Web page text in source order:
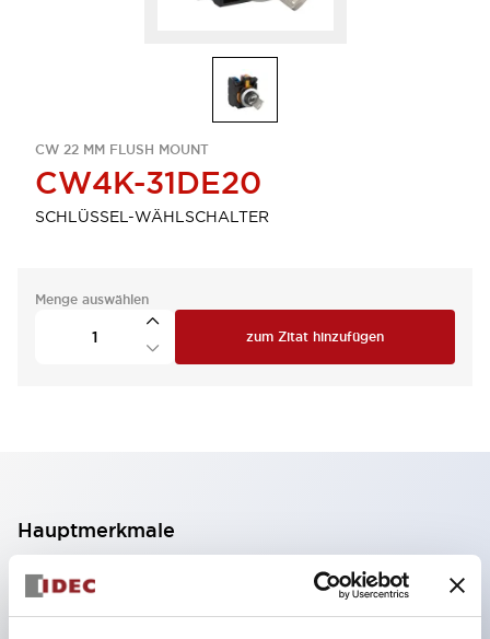
CW 22 MM FLUSH MOUNT
CW4K-31DE20
SCHLÜSSEL-WÄHLSCHALTER
Menge auswählen
zum Zitat hinzufügen
Hauptmerkmale
2-Kontakt-Block mit 2 Stufen, ermöglicht eine 4-
Kontakt-Konfiguration (Gewährleistung der